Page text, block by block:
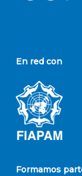
En red con
Formamos